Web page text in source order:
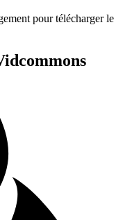
pour télécharger le